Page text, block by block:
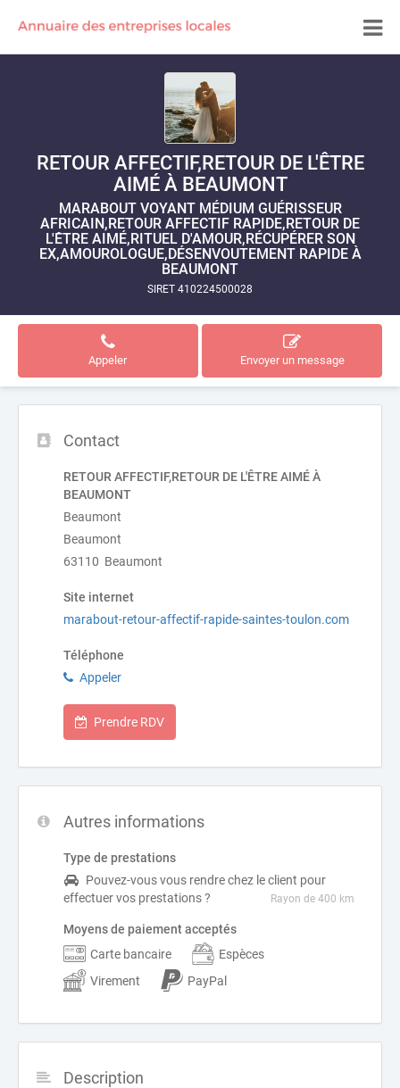
RETOUR AFFECTIF,RETOUR DE L'ÊTRE
AIMÉ À BEAUMONT
MARABOUT VOYANT MÉDIUM GUÉRISSEUR
AFRICAIN,RETOUR AFFECTIF RAPIDE,RETOUR DE
L'ÊTRE AIMÉ,RITUEL D'AMOUR,RÉCUPÉRER SON
EX,AMOUROLOGUE,DÉSENVOUTEMENT RAPIDE À
BEAUMONT
SIRET 410224500028
Appeler Envoyer un message
Contact
RETOUR AFFECTIF,RETOUR DE L'ÊTRE AIMÉ À
BEAUMONT
Beaumont
Beaumont
63110 Beaumont
Site internet
marabout-retour-affectif-rapide-saintes-toulon.com
Téléphone
Appeler
Prendre RDV
Autres informations
Type de prestations
Pouvez-vous vous rendre chez le client pour
effectuer vos prestations ?
Rayon de 400 km
Moyens de paiement acceptés
Carte bancaire
Espèces
Virement
PayPal
Description